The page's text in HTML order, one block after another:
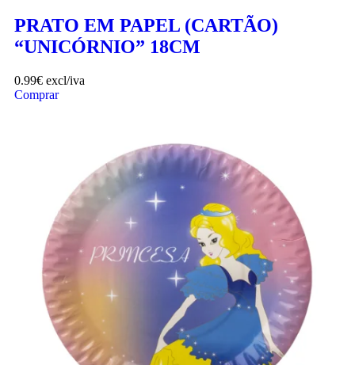
PRATO EM PAPEL (CARTÃO)
“UNICÓRNIO” 18CM
0.99€ excl/iva
Comprar